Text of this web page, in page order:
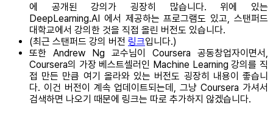
에 공개된 강의가 굉장히 많습니다. 위에 있는
DeepLearning.AI 에서 제공하는 프로그램도 있고, 스탠퍼드
대학교에서 강의한 것을 직접 올린 버전도 있습니다.
(최근 스탠퍼드 강의 버전 링크입니다.)
또한 Andrew Ng 교수님이 Coursera 공동창업자이면서,
Coursera의 가장 베스트셀러인 Machine Learning 강의를 직
접 만든 만큼 여기 올라와 있는 버전도 굉장히 내용이 좋습니
다. 이건 버전이 계속 업데이트되는데, 그냥 Coursera 가셔서
검색하면 나오기 때문에 링크는 따로 추가하지 않겠습니다.